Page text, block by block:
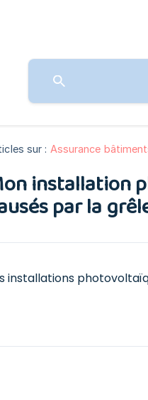
sur : Assurance
installation
par la
installations